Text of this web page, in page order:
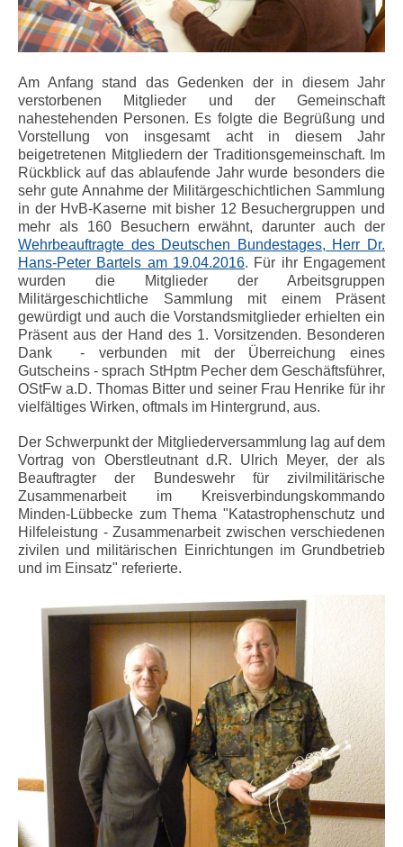
Am Anfang stand das Gedenken der in diesem Jahr
verstorbenen Mitglieder und der Gemeinschaft
nahestehenden Personen. Es folgte die Begrüßung und
Vorstellung von insgesamt acht in diesem Jahr
beigetretenen Mitgliedern der Traditionsgemeinschaft. Im
Rückblick auf das ablaufende Jahr wurde besonders die
sehr gute Annahme der Militärgeschichtlichen Sammlung
in der HvB-Kaserne mit bisher 12 Besuchergruppen und
mehr als 160 Besuchern erwähnt, darunter auch der
Wehrbeauftragte des Deutschen Bundestages, Herr Dr.
Hans-Peter Bartels am 19.04.2016. Für ihr Engagement
wurden die Mitglieder der Arbeitsgruppen
Militärgeschichtliche Sammlung mit einem Präsent
gewürdigt und auch die Vorstandsmitglieder erhielten ein
Präsent aus der Hand des 1. Vorsitzenden. Besonderen
Dank - verbunden mit der Überreichung eines
Gutscheins - sprach StHptm Pecher dem Geschäftsführer,
OStFw a.D. Thomas Bitter und seiner Frau Henrike für ihr
vielfältiges Wirken, oftmals im Hintergrund, aus.
Der Schwerpunkt der Mitgliederversammlung lag auf dem
Vortrag von Oberstleutnant d.R. Ulrich Meyer, der als
Beauftragter der Bundeswehr für zivilmilitärische
Zusammenarbeit im Kreisverbindungskommando
Minden-Lübbecke zum Thema "Katastrophenschutz und
Hilfeleistung - Zusammenarbeit zwischen verschiedenen
zivilen und militärischen Einrichtungen im Grundbetrieb
und im Einsatz" referierte.